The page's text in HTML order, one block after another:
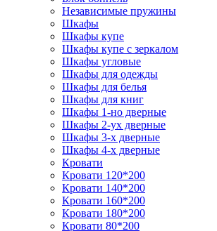
Независимые пружины
Шкафы
Шкафы купе
Шкафы купе с зеркалом
Шкафы угловые
Шкафы для одежды
Шкафы для белья
Шкафы для книг
Шкафы 1-но дверные
Шкафы 2-ух дверные
Шкафы 3-х дверные
Шкафы 4-х дверные
Кровати
Кровати 120*200
Кровати 140*200
Кровати 160*200
Кровати 180*200
Кровати 80*200